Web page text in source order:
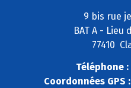
9 bis rue
BAT A - Lieu
77410
Téléphone :
Coordonnées GPS :